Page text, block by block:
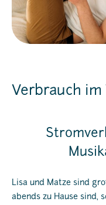
Verbrauch im
Lisa und Matze sind
abends zu Hause sind,